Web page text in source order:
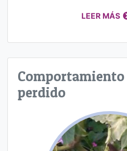
LEER MÁS
Comportamiento
perdido